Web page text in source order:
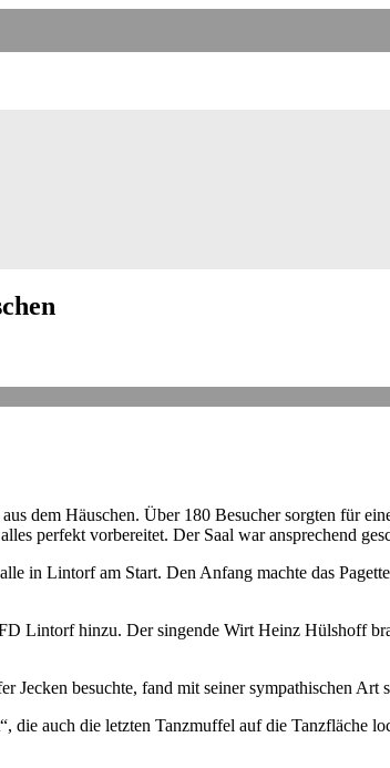
dem Häuschen. Über 180 Besucher sorgten für
perfekt vorbereitet. Der Saal war ansprechend
in Lintorf am Start. Den Anfang machte das
Lintorf hinzu. Der singende Wirt Heinz Hülshoff
Jecken besuchte, fand mit seiner sympathischen
die auch die letzten Tanzmuffel auf die Tanzfläche